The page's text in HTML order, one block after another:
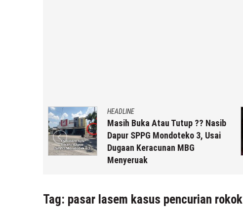
HEADLINE
Masih Buka Atau Tutup ?? Nasib
Dapur SPPG Mondoteko 3, Usai
Dugaan Keracunan MBG
Menyeruak
Tag: pasar lasem kasus pencurian rokok